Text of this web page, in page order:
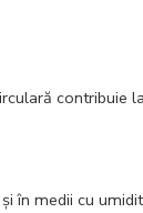
contribuie
în medii cu